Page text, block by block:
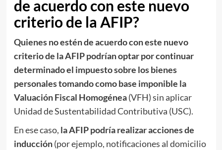
de acuerdo con este nuevo
criterio de la AFIP?
Quienes no estén de acuerdo con este nuevo
criterio de la AFIP podrían optar por continuar
determinado el impuesto sobre los bienes
personales tomando como base imponible la
Valuación Fiscal Homogénea(VFH) sin aplicar
Unidad de Sustentabilidad Contributiva (USC).
En ese caso, la AFIP podría realizar acciones de
inducción(por ejemplo, notificaciones al domicilio